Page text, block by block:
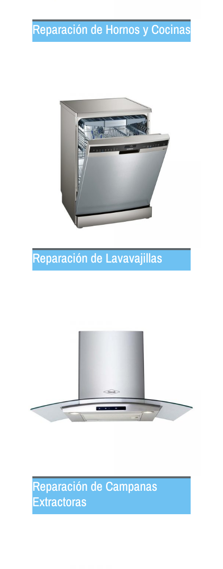
Reparación de Hornos y Cocinas
Reparación de Lavavajillas
Reparación de Campanas
Extractoras